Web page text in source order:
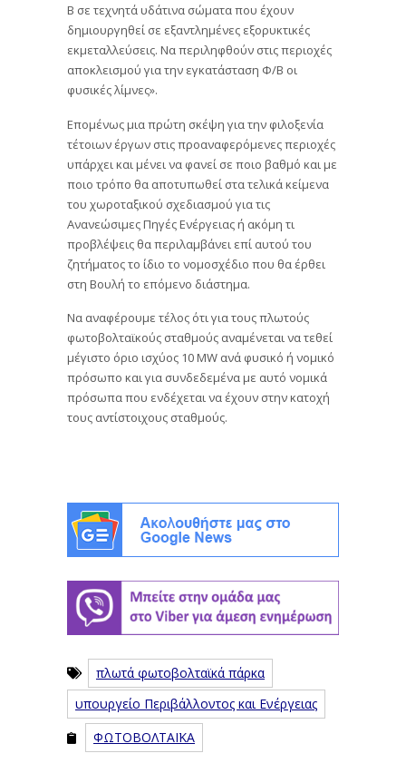
Β σε τεχνητά υδάτινα σώματα που έχουν
δημιουργηθεί σε εξαντλημένες εξορυκτικές
εκμεταλλεύσεις. Να περιληφθούν στις περιοχές
αποκλεισμού για την εγκατάσταση Φ/Β οι
φυσικές λίμνες».
Επομένως μια πρώτη σκέψη για την φιλοξενία
τέτοιων έργων στις προαναφερόμενες περιοχές
υπάρχει και μένει να φανεί σε ποιο βαθμό και με
ποιο τρόπο θα αποτυπωθεί στα τελικά κείμενα
του χωροταξικού σχεδιασμού για τις
Ανανεώσιμες Πηγές Ενέργειας ή ακόμη τι
προβλέψεις θα περιλαμβάνει επί αυτού του
ζητήματος το ίδιο το νομοσχέδιο που θα έρθει
στη Βουλή το επόμενο διάστημα.
Να αναφέρουμε τέλος ότι για τους πλωτούς
φωτοβολταϊκούς σταθμούς αναμένεται να τεθεί
μέγιστο όριο ισχύος 10 MW ανά φυσικό ή νομικό
πρόσωπο και για συνδεδεμένα με αυτό νομικά
πρόσωπα που ενδέχεται να έχουν στην κατοχή
τους αντίστοιχους σταθμούς.
πλωτά φωτοβολταϊκά πάρκα
υπουργείο Περιβάλλοντος και Ενέργειας
ΦΩΤΟΒΟΛΤΑΪΚΑ